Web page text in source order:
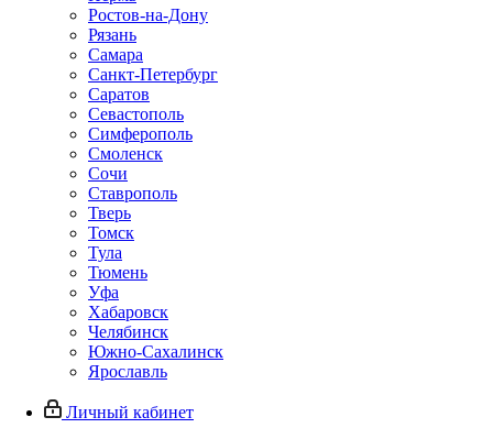
Ростов-на-Дону
Рязань
Самара
Санкт-Петербург
Саратов
Севастополь
Симферополь
Смоленск
Сочи
Ставрополь
Тверь
Томск
Тула
Тюмень
Уфа
Хабаровск
Челябинск
Южно-Сахалинск
Ярославль
Личный кабинет